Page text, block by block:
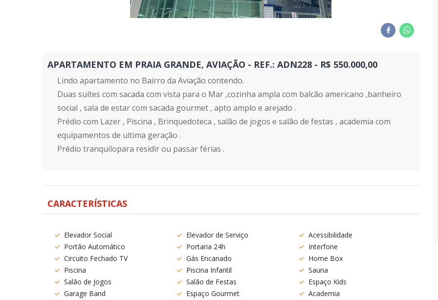
APARTAMENTO EM PRAIA GRANDE, AVIAÇÃO - REF.: ADN228 - R$ 550.000,00
Lindo apartamento no Bairro da Aviação contendo.
Duas suítes com sacada com vista para o Mar ,cozinha ampla com balcão americano ,banheiro
social , sala de estar com sacada gourmet , apto amplo e arejado .
Prédio com Lazer , Piscina , Brinquedoteca , salão de jogos e salão de festas , academia com
equipamentos de ultima geração .
Prédio tranquilopara residir ou passar férias .
CARACTERÍSTICAS
Elevador Social Elevador de Serviço
Acessibilidade
Portão Automático
Portaria 24h
Interfone
Circuito Fechado TV
Gás Encanado
Home Box
Piscina
Piscina Infantil
Sauna
Salão de Jogos
Salão de Festas
Espaço Kids
Garage Band
Espaço Gourmet
Academia